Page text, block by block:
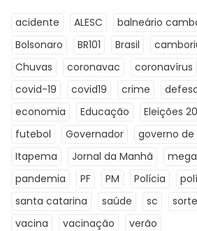
acidente ALESC balneário
Bolsonaro
BR101 Brasil
Chuvas
coronavac coronavírus
covid-19
covid19 crime
economia
Educação Eleições
futebol
Governador governo de
Itapema
Jornal da Manhã
pandemia
PF PM Polícia
santa catarina
saúde sc
vacina
vacinação verão